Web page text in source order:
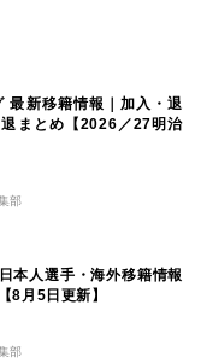
最新移籍情報｜加入・退
まとめ【2026／27明治
部
本人選手・海外移籍情報
8月5日更新】
部